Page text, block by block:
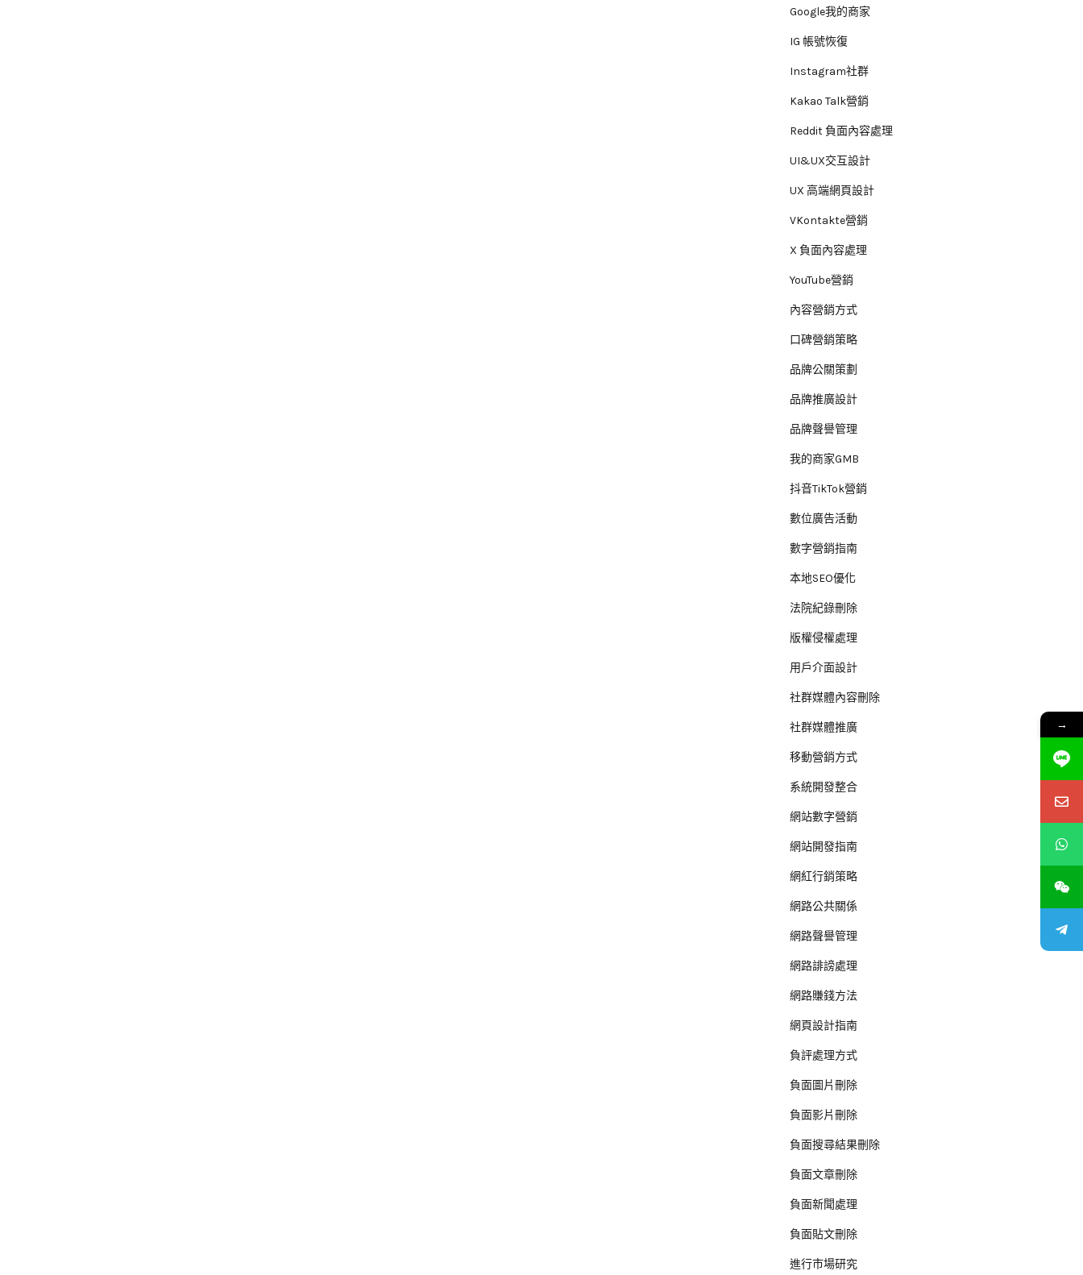
Google我的商家
IG 帳號恢復
Instagram社群
Kakao Talk營銷
Reddit 負面內容處理
UI&UX交互設計
UX 高端網頁設計
VKontakte營銷
X 負面內容處理
YouTube營銷
內容營銷方式
口碑營銷策略
品牌公關策劃
品牌推廣設計
品牌聲譽管理
我的商家GMB
抖音TikTok營銷
數位廣告活動
數字營銷指南
本地SEO優化
法院紀錄刪除
版權侵權處理
用戶介面設計
社群媒體內容刪除
社群媒體推廣
移動營銷方式
系統開發整合
網站數字營銷
網站開發指南
網紅行銷策略
網路公共關係
網路聲譽管理
網路誹謗處理
網路賺錢方法
網頁設計指南
負評處理方式
負面圖片刪除
負面影片刪除
負面搜尋結果刪除
負面文章刪除
負面新聞處理
負面貼文刪除
進行市場研究
→